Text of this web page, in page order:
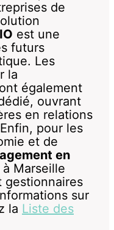
de
est une
futurs
Les
la
également
ouvrant
en relations
pour les
et de
en
à Marseille
gestionnaires
sur
la Liste des